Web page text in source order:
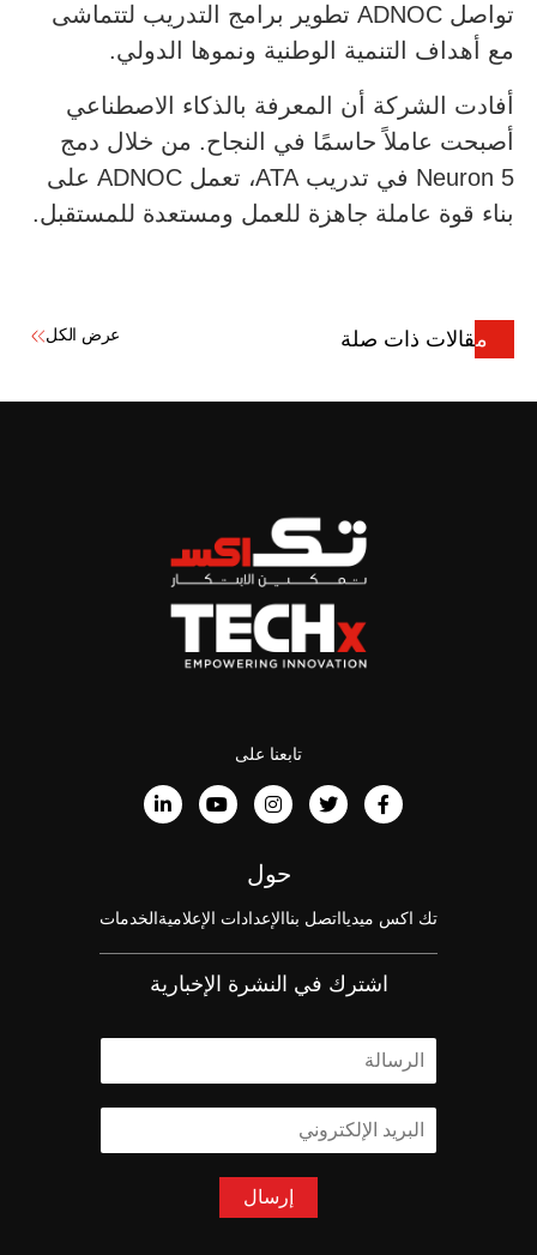
تواصل ADNOC تطوير برامج التدريب لتتماشى
مع أهداف التنمية الوطنية ونموها الدولي.
أفادت الشركة أن المعرفة بالذكاء الاصطناعي
أصبحت عاملاً حاسمًا في النجاح. من خلال دمج
Neuron 5 في تدريب ATA، تعمل ADNOC على
بناء قوة عاملة جاهزة للعمل ومستعدة للمستقبل.
مقالات ذات صلة عرض الكل
تابعنا على
حول
تك اكس ميديااتصل بناالإعدادات الإعلاميةالخدمات
اشترك في النشرة الإخبارية
س
إرسال